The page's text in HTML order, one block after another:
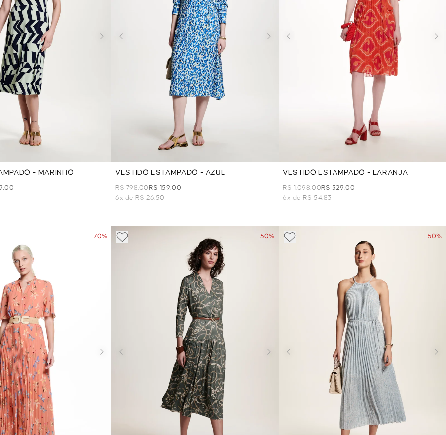
- MARINHO VESTIDO ESTAMPADO - AZUL
R$ 798,00R$ 159,00
6x de R$ 26,50
VESTIDO ESTAMPADO - LARANJA
R$ 1.098,00R$ 329,00
6x de R$ 54,83
- 70% - 50% - 50%